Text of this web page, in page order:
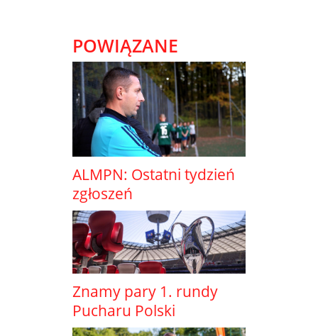
POWIĄZANE
ALMPN: Ostatni tydzień
zgłoszeń
Znamy pary 1. rundy
Pucharu Polski